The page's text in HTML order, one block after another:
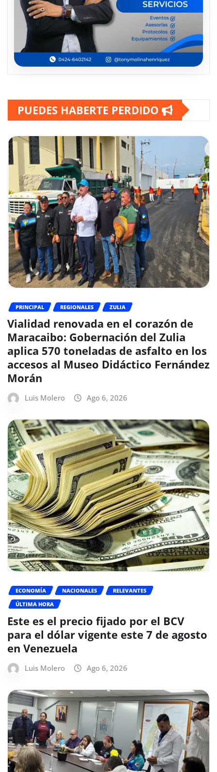
PUEDES HABERTE PERDIDO
PRINCIPAL REGIONALES ZULIA
Vialidad renovada en el corazón de
Maracaibo: Gobernación del Zulia
aplica 570 toneladas de asfalto en los
accesos al Museo Didáctico Fernández
Morán
Luis Molero Ago 6, 2026
ECONOMÍA NACIONALES
RELEVANTES
ÚLTIMA HORA
Este es el precio fijado por el BCV
para el dólar vigente este 7 de agosto
en Venezuela
Luis Molero Ago 6, 2026